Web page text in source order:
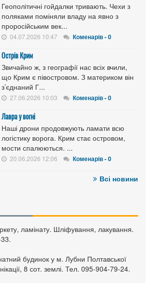
Геополітичні гойдалки тривають. Чехи з
поляками поміняли владу на явно з
проросійським век...
04.07.2026 10:47 Коменарів - 0
Острів Крим
Звичайно ж, з географії нас всіх вчили,
що Крим є півостровом. З материком він
з’єднаний Г...
27.06.2026 10:03 Коменарів - 0
Лавра у вогні
Наші дрони продовжують ламати всю
логістику ворога. Крим стає островом,
мости спалюються. ...
20.06.2026 12:06 Коменарів - 0
Всі новини
ламінату. Шліфування, лакування.
будинок у м. Лубни Полтавської
8 сот. землі. Тел. 095-904-79-24.